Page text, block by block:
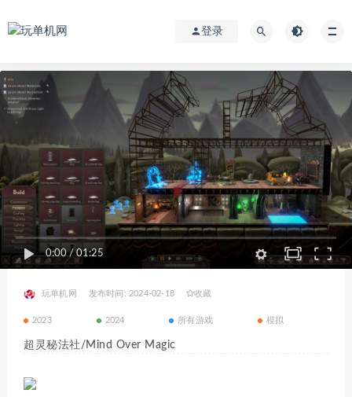
登录
0:00/01:25
玩单机网 发布时间: 2024-02-18 收藏
2023 2024 所有游戏 模拟
超灵秘法社/Mind Over Magic